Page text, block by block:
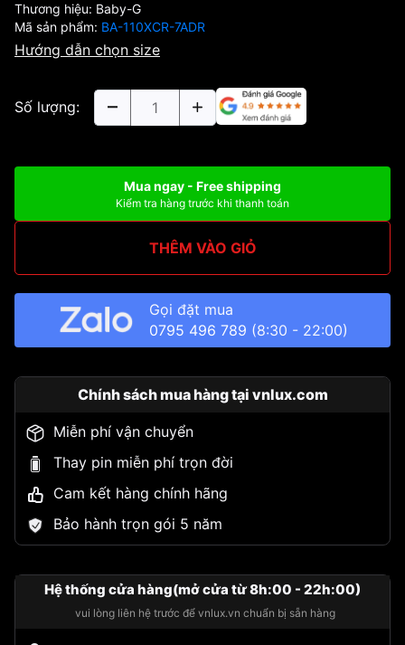
Thương hiệu: Baby-G
Mã sản phẩm: BA-110XCR-7ADR
Hướng dẫn chọn size
Số lượng:
Mua ngay - Free shipping
Kiểm tra hàng trước khi thanh toán
THÊM VÀO GIỎ
Gọi đặt mua
0795 496 789 (8:30 - 22:00)
Chính sách mua hàng tại vnlux.com
Miễn phí vận chuyển
Thay pin miễn phí trọn đời
Cam kết hàng chính hãng
Bảo hành trọn gói 5 năm
Hệ thống cửa hàng(mở cửa từ 8h:00 - 22h:00)
vui lòng liên hệ trước để vnlux.vn chuẩn bị sẵn hàng